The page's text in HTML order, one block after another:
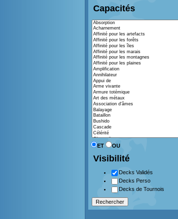
Capacités
ET OU
Visibilité
Decks Validés
Decks Perso
Decks de Tournois